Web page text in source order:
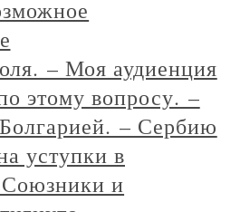
– Моя аудиенция
этому вопросу. –
– Сербию
уступки в
и